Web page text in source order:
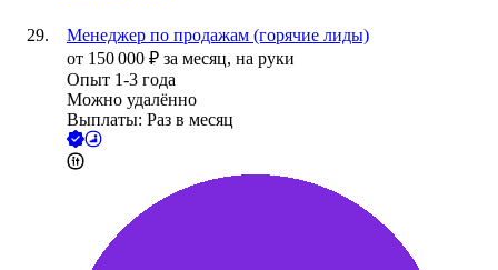
Менеджер по продажам (горячие лиды)
от 150 000 ₽ за месяц, на руки
Опыт 1-3 года
Можно удалённо
Выплаты: Раз в месяц